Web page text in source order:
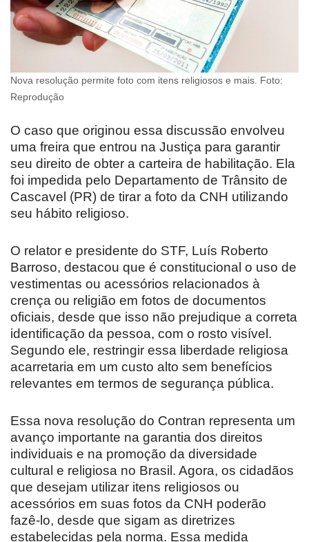
Nova resolução permite foto com itens religiosos e mais. Foto:
Reprodução
O caso que originou essa discussão envolveu
uma freira que entrou na Justiça para garantir
seu direito de obter a carteira de habilitação. Ela
foi impedida pelo Departamento de Trânsito de
Cascavel (PR) de tirar a foto da CNH utilizando
seu hábito religioso.
O relator e presidente do STF, Luís Roberto
Barroso, destacou que é constitucional o uso de
vestimentas ou acessórios relacionados à
crença ou religião em fotos de documentos
oficiais, desde que isso não prejudique a correta
identificação da pessoa, com o rosto visível.
Segundo ele, restringir essa liberdade religiosa
acarretaria em um custo alto sem benefícios
relevantes em termos de segurança pública.
Essa nova resolução do Contran representa um
avanço importante na garantia dos direitos
individuais e na promoção da diversidade
cultural e religiosa no Brasil. Agora, os cidadãos
que desejam utilizar itens religiosos ou
acessórios em suas fotos da CNH poderão
fazê-lo, desde que sigam as diretrizes
estabelecidas pela norma. Essa medida